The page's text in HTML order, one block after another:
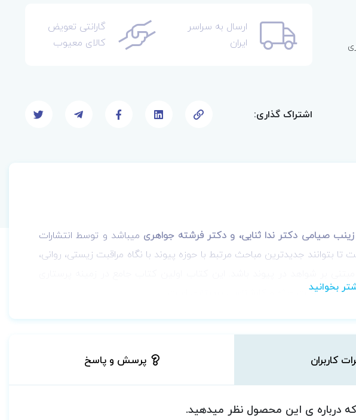
ارسال به سراسر
ایران
گارانتی تعویض
کالای معیوب
اشتراک گذاری:
زینب صیامی دکتر ندا ثنایی، و دکتر فرشته جواهری میباشد و توسط انتشارات
جدیدترین مباحث مرتبط با حوزه پیوند با نگاه مراقبت زیستی، روانی،
مراقبت ویژه و کارشناسی پرستاری است.
کاربران پرسش و پاسخ
درباره ی این محصول نظر میدهید.